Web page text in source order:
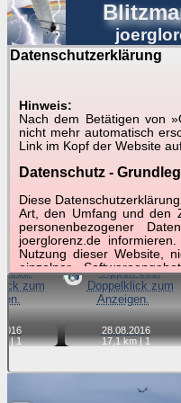
Datenschutzerklärung
Hinweis:
Nach dem Betätigen von
nicht mehr automatisch
Link im Kopf der Website
Datenschutz -
Diese
Art, den Umfang und den
personenbezogener
joerglorenz.de
Nutzung dieser Website,
einzelner
Funktionen
gespeichert werden
sind. Hier ist es wichtig,
Funktionen möglichst
auf die spezifischen
gesondert hingewiesen.
Generell gilt: Wenn Sie
dem Daten übertragen
Gewitter über Berlin:
Zubehör
Tipp:Auf der Karte beim
Sie auf ihre Position
weit die gewählte
im Video entfernt
kachelmannwetter.
2016
|1
📷
28.08. 2016
17,1 km |1